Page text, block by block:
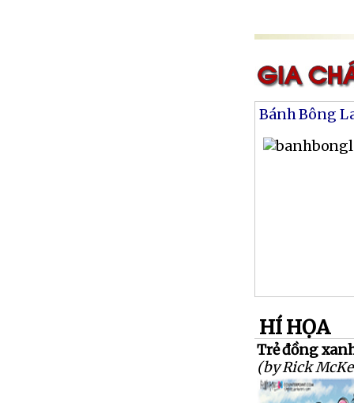
Bánh Bông
HÍ HỌA
Trẻ đồng
(by Rick